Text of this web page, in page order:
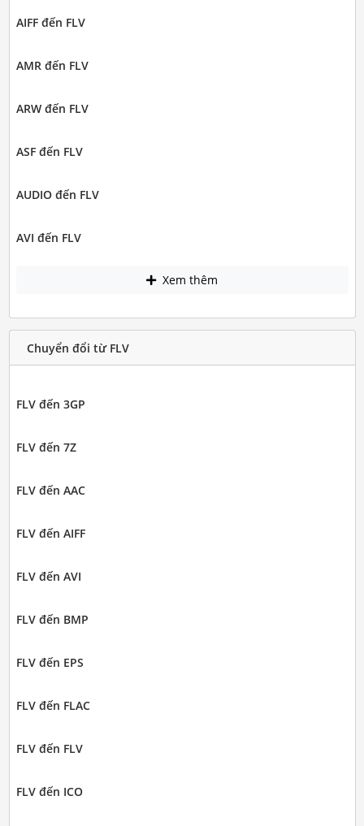
AIFF đến FLV
AMR đến FLV
ARW đến FLV
ASF đến FLV
AUDIO đến FLV
AVI đến FLV
Xem thêm
Chuyển đổi từ FLV
FLV đến 3GP
FLV đến 7Z
FLV đến AAC
FLV đến AIFF
FLV đến AVI
FLV đến BMP
FLV đến EPS
FLV đến FLAC
FLV đến FLV
FLV đến ICO